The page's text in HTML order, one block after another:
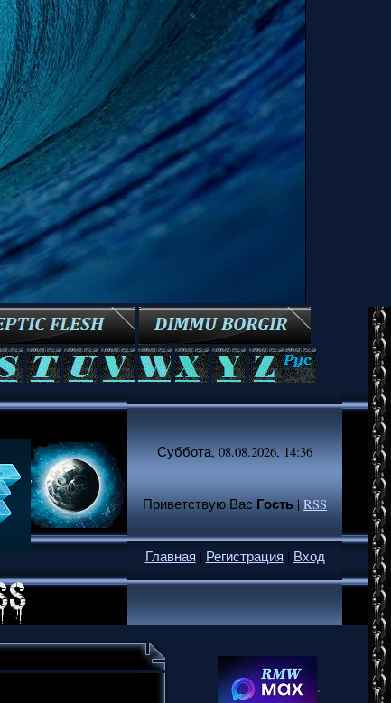
Суббота, 08.08.2026, 14:36
Приветствую Вас Гость|RSS
Главная | Регистрация | Вход
.